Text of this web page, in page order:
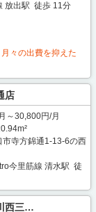
放出駅 徒歩 11分
々の出費を抑えた
店
～30,800円/月
市寺方錦通1-13-6の西
今里筋線 清水駅 徒
西三…